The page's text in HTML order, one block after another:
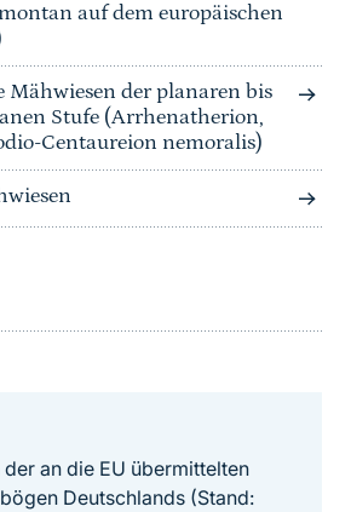
auf dem europäischen
Mähwiesen der planaren bis
Stufe (Arrhenatherion,
Centaureion nemoralis)
an die EU übermittelten
Deutschlands (Stand: